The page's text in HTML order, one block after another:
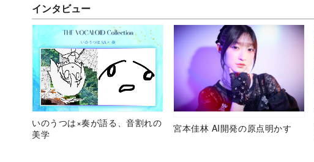
インタビュー
いのうつは×奏が語る、音割れの
美学
宮本佳林 AI開発の原点明かす